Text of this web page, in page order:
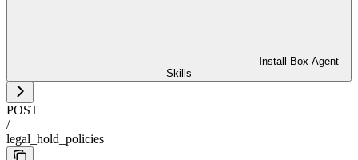
Install Box Agent
Skills
POST
/
legal_hold_policies